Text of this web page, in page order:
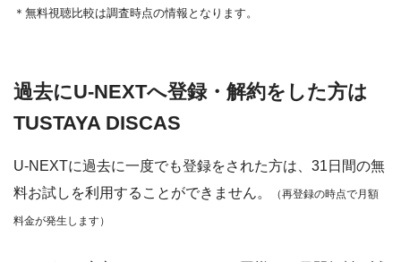
＊無料視聴比較は調査時点の情報となります。
過去にU-NEXTへ登録・解約をした方は
TUSTAYA DISCAS
U-NEXTに過去に一度でも登録をされた方は、31日間の無
料お試しを利用することができません。
（再登録の時点で月額
料金が発生します）